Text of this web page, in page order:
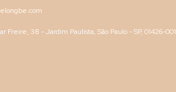
Freire, 38 - Jardim Paulista, São Paulo - SP, 01426-001